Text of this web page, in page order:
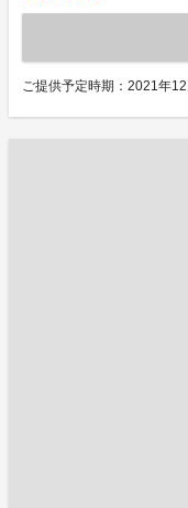
ご提供予定時期：2021年